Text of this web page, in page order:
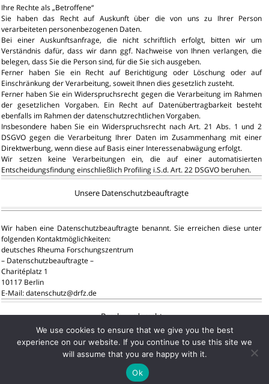
Ihre Rechte als „Betroffene“
Sie haben das Recht auf Auskunft über die von uns zu Ihrer Person
verarbeiteten personenbezogenen Daten.
Bei einer Auskunftsanfrage, die nicht schriftlich erfolgt, bitten wir um
Verständnis dafür, dass wir dann ggf. Nachweise von Ihnen verlangen, die
belegen, dass Sie die Person sind, für die Sie sich ausgeben.
Ferner haben Sie ein Recht auf Berichtigung oder Löschung oder auf
Einschränkung der Verarbeitung, soweit Ihnen dies gesetzlich zusteht.
Ferner haben Sie ein Widerspruchsrecht gegen die Verarbeitung im Rahmen
der gesetzlichen Vorgaben. Ein Recht auf Datenübertragbarkeit besteht
ebenfalls im Rahmen der datenschutzrechtlichen Vorgaben.
Insbesondere haben Sie ein Widerspruchsrecht nach Art. 21 Abs. 1 und 2
DSGVO gegen die Verarbeitung Ihrer Daten im Zusammenhang mit einer
Direktwerbung, wenn diese auf Basis einer Interessenabwägung erfolgt.
Wir setzen keine Verarbeitungen ein, die auf einer automatisierten
Entscheidungsfindung einschließlich Profiling i.S.d. Art. 22 DSGVO beruhen.
Unsere Datenschutzbeauftragte
Wir haben eine Datenschutzbeauftragte benannt. Sie erreichen diese unter
folgenden Kontaktmöglichkeiten:
deutsches Rheuma Forschungszentrum
– Datenschutzbeauftragte –
Charitéplatz 1
10117 Berlin
E-Mail: datenschutz@drfz.de
Beschwerderecht
Sie haben das Recht, sich über die Verarbeitung personenbezogenen Daten
durch uns bei einer Aufsichtsbehörde für den Datenschutz zu beschweren.
We use cookies to ensure that we give you the best
experience on our website. If you continue to use this site we
will assume that you are happy with it.
Ok